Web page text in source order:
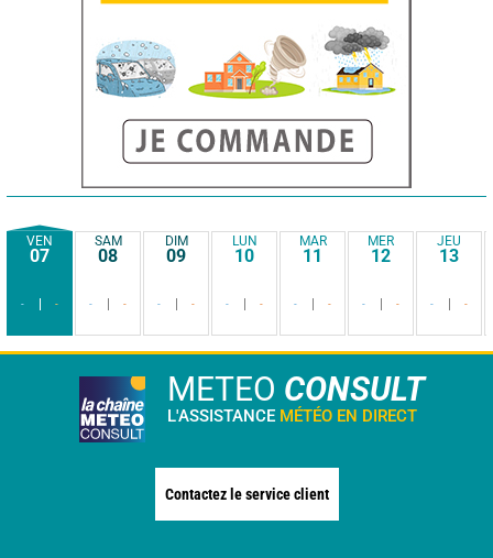
VEN
07
- -
SAM
08
- -
DIM
09
- -
LUN
10
- -
MAR
11
- -
MER
12
- -
JEU
13
- -
METEO CONSULT
L'ASSISTANCE MÉTÉO EN DIRECT
Contactez le service client